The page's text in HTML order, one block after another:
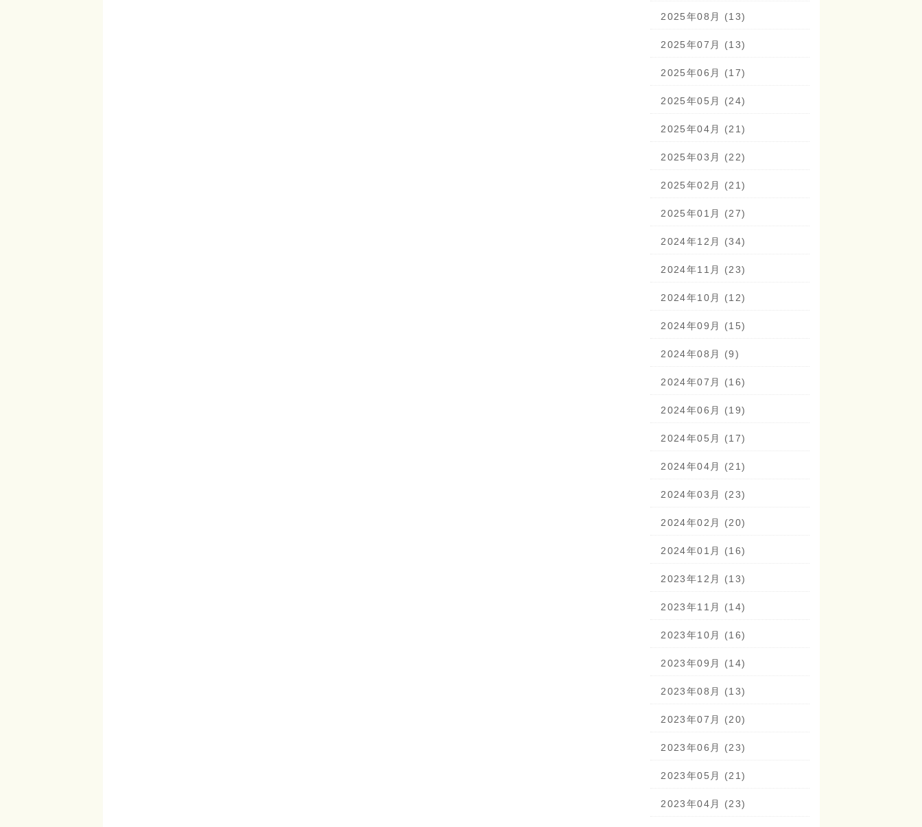
2025年08月 (13)
2025年07月 (13)
2025年06月 (17)
2025年05月 (24)
2025年04月 (21)
2025年03月 (22)
2025年02月 (21)
2025年01月 (27)
2024年12月 (34)
2024年11月 (23)
2024年10月 (12)
2024年09月 (15)
2024年08月 (9)
2024年07月 (16)
2024年06月 (19)
2024年05月 (17)
2024年04月 (21)
2024年03月 (23)
2024年02月 (20)
2024年01月 (16)
2023年12月 (13)
2023年11月 (14)
2023年10月 (16)
2023年09月 (14)
2023年08月 (13)
2023年07月 (20)
2023年06月 (23)
2023年05月 (21)
2023年04月 (23)